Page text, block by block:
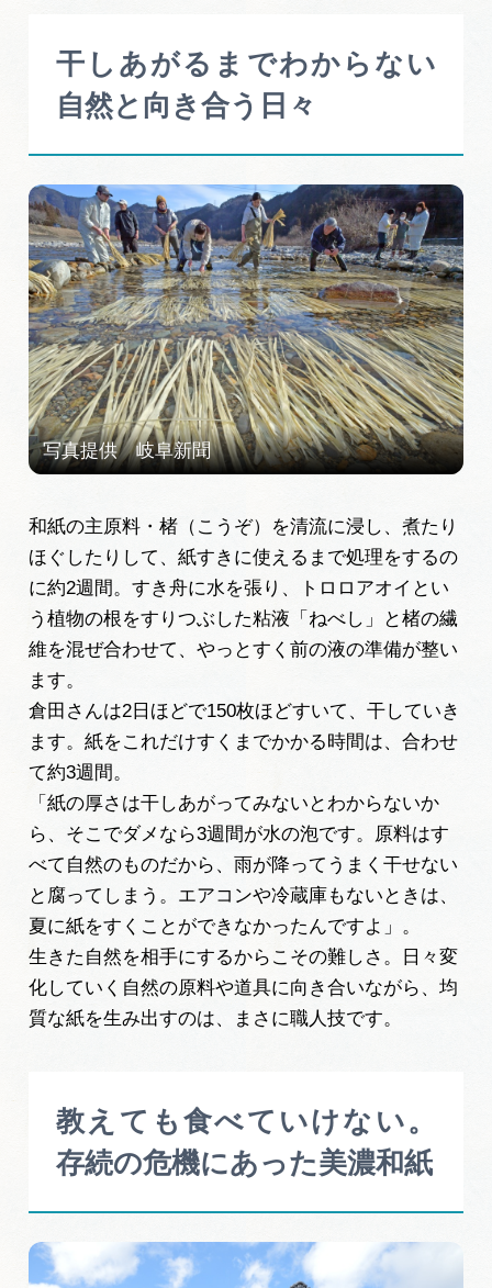
干しあがるまでわからない
自然と向き合う日々
和紙の主原料・楮（こうぞ）を清流に浸し、煮たり
ほぐしたりして、紙すきに使えるまで処理をするの
に約2週間。すき舟に水を張り、トロロアオイとい
う植物の根をすりつぶした粘液「ねべし」と楮の繊
維を混ぜ合わせて、やっとすく前の液の準備が整い
ます。
倉田さんは2日ほどで150枚ほどすいて、干していき
ます。紙をこれだけすくまでかかる時間は、合わせ
て約3週間。
「紙の厚さは干しあがってみないとわからないか
ら、そこでダメなら3週間が水の泡です。原料はす
べて自然のものだから、雨が降ってうまく干せない
と腐ってしまう。エアコンや冷蔵庫もないときは、
夏に紙をすくことができなかったんですよ」。
生きた自然を相手にするからこその難しさ。日々変
化していく自然の原料や道具に向き合いながら、均
質な紙を生み出すのは、まさに職人技です。
教えても食べていけない。
存続の危機にあった美濃和紙